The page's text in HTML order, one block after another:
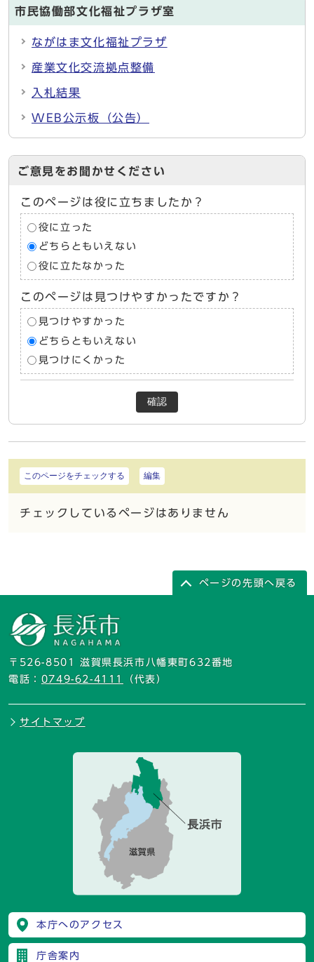
市民協働部文化福祉プラザ室
ながはま文化福祉プラザ
産業文化交流拠点整備
入札結果
WEB公示板（公告）
ご意見をお聞かせください
このページは役に立ちましたか？
役に立った
どちらともいえない
役に立たなかった
このページは見つけやすかったですか？
見つけやすかった
どちらともいえない
見つけにくかった
確認
このページをチェックする 編集
チェックしているページはありません
ページの先頭へ戻る
〒526-8501 滋賀県長浜市八幡東町632番地
電話： 0749-62-4111 （代表）
サイトマップ
本庁へのアクセス
庁舎案内